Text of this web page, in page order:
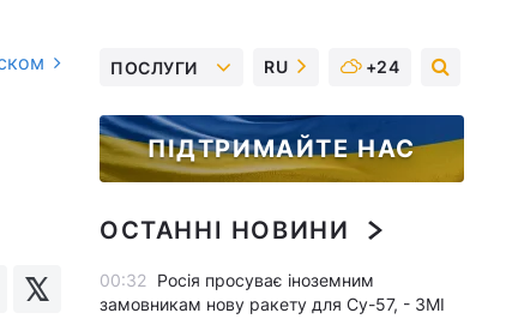
ПОСЛУГИ RU +24
ПІДТРИМАЙТЕ НАС
ОСТАННІ НОВИНИ
00:32
Росія просуває іноземним
замовникам нову ракету для Су-57, - ЗМІ